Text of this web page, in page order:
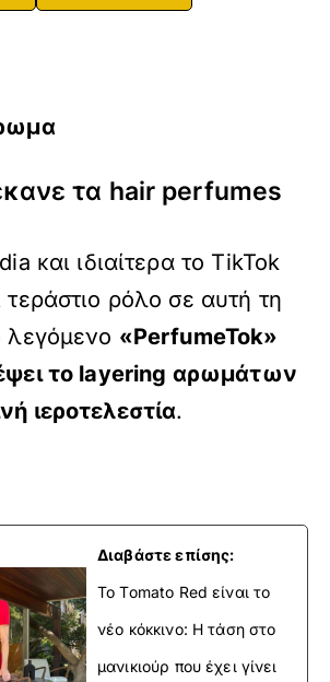
τα hair perfumes
και ιδιαίτερα το TikTok
τεράστιο ρόλο σε αυτή τη
λεγόμενο «PerfumeTok»
το layering αρωμάτων
ιεροτελεστία.
Διαβάστε επίσης:
To Tomato Red είναι το
νέο κόκκινο: Η τάση στο
μανικιούρ που έχει γίνει